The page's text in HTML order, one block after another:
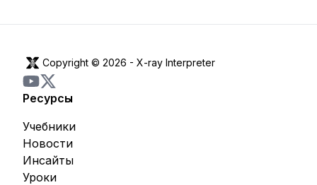
Copyright © 2026 - X-ray Interpreter
Ресурсы
Инсайты
Уроки
Новости
Учебники